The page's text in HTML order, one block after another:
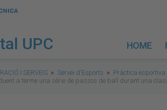
UPC HOME
I SERVEIS Servei d'Esports Pràctica esportiva
a terme una sèrie de passos de ball durant una